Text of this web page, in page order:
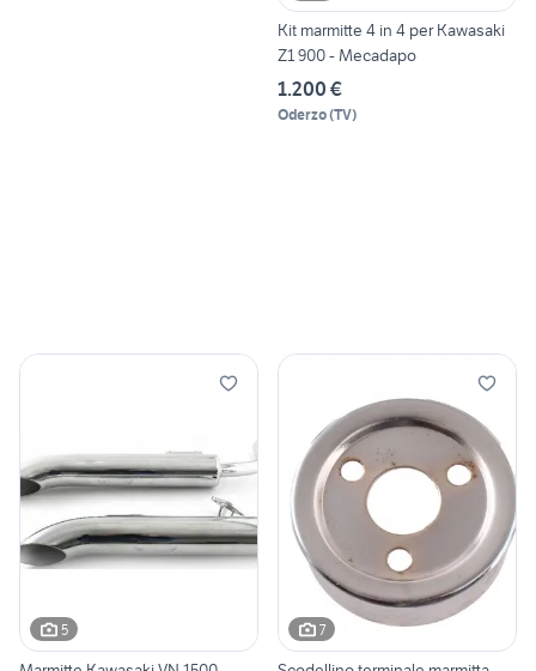
Kit marmitte 4 in 4 per Kawasaki
Z1 900 - Mecadapo
1.200 €
Oderzo(TV)
5 7